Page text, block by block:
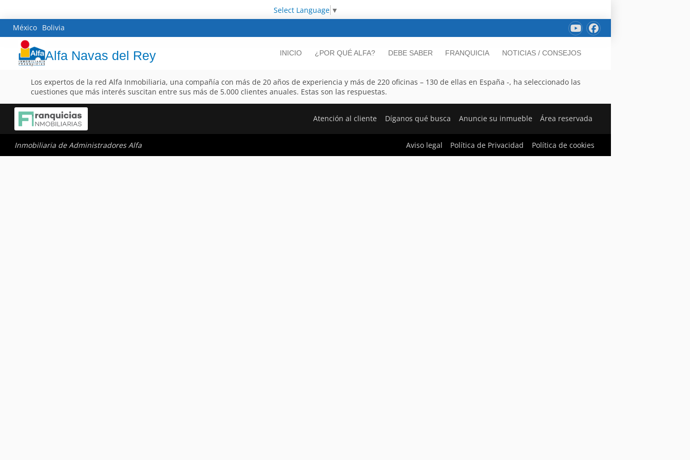
Select Language ▼
México Bolivia
Alfa Navas del Rey INICIO ¿POR QUÉ ALFA? DEBE SABER FRANQUICIA NOTICIAS / CONSEJOS
Los expertos de la red Alfa Inmobiliaria, una compañía con más de 20 años de experiencia y más de 220 oficinas – 130 de ellas en España -, ha seleccionado las
cuestiones que más interés suscitan entre sus más de 5.000 clientes anuales. Estas son las respuestas.
Atención al cliente Díganos qué busca Anuncie su inmueble Área reservada
Inmobiliaria de Administradores Alfa Aviso legal Política de Privacidad Política de cookies